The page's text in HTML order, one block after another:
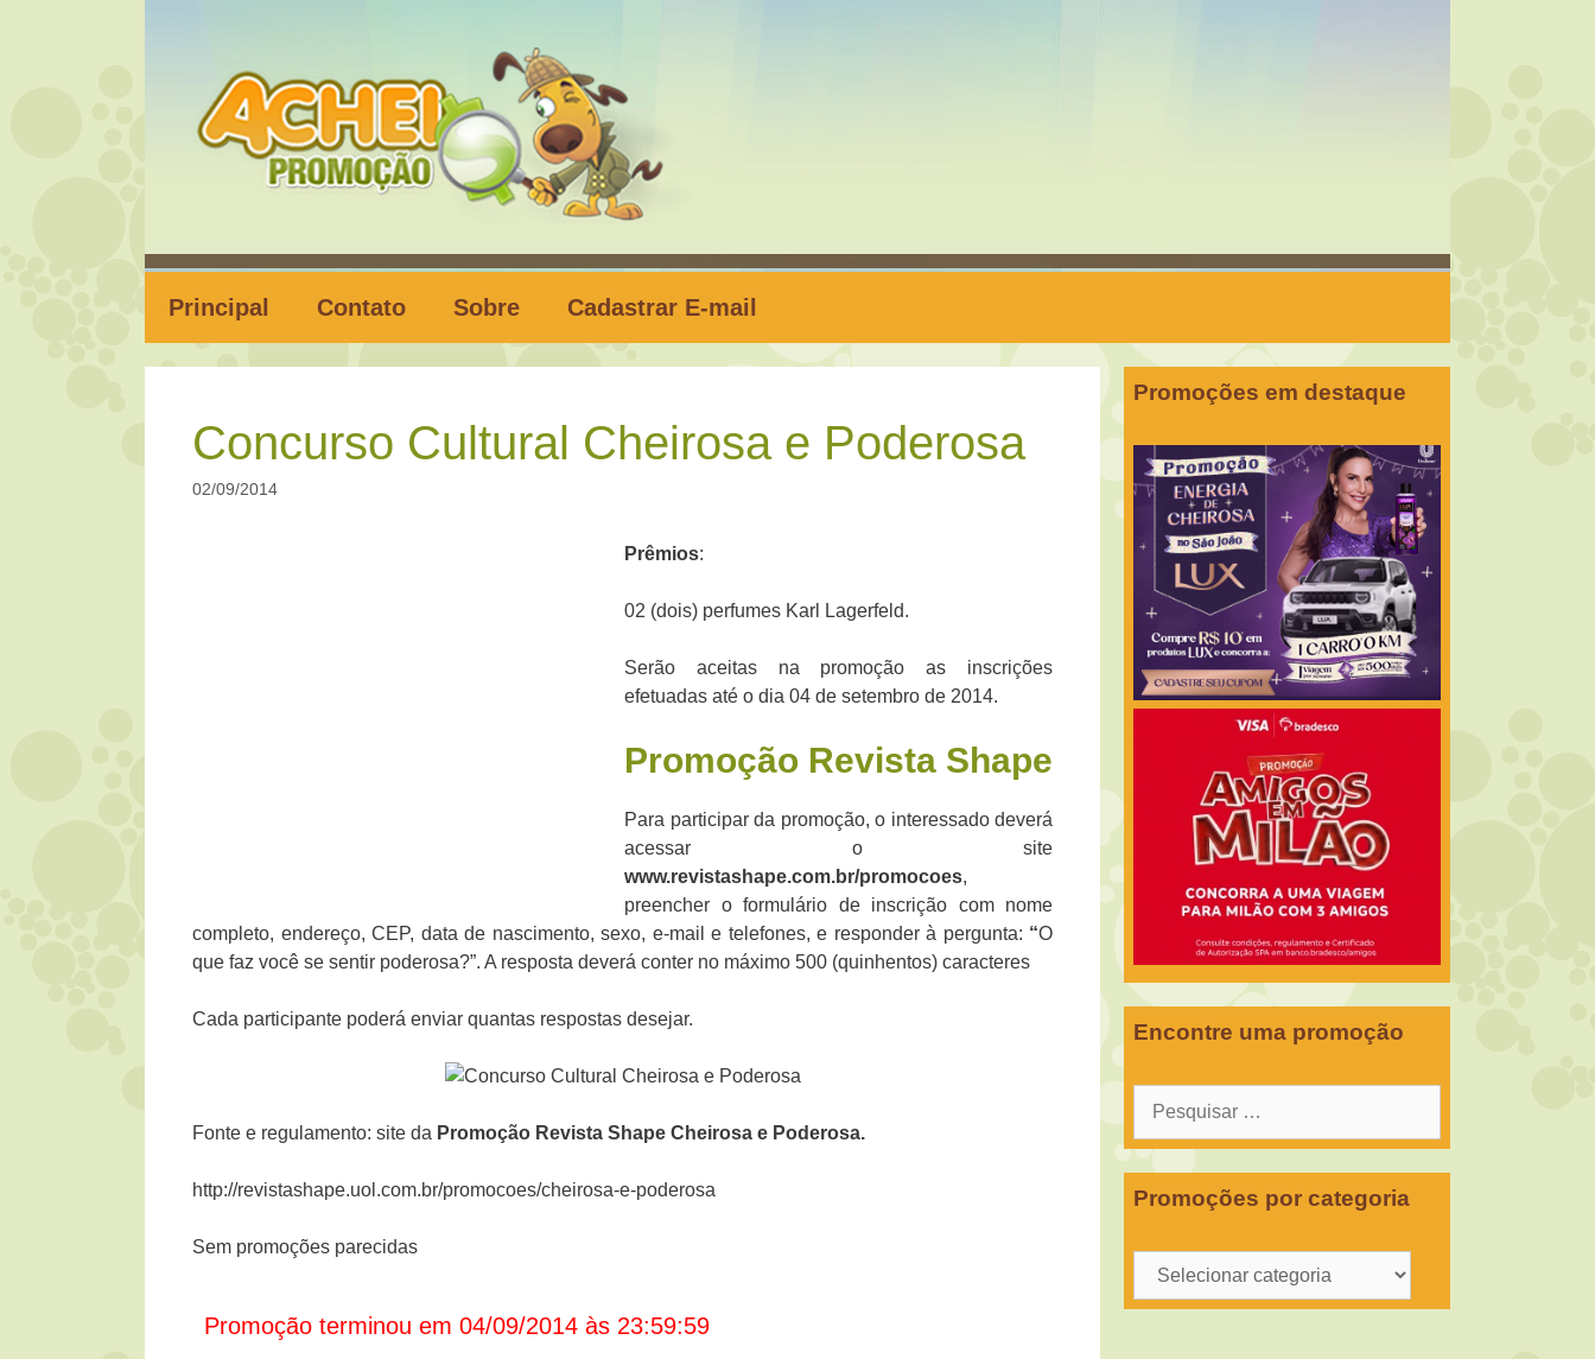
Principal Contato Sobre Cadastrar E-mail
Concurso Cultural Cheirosa e Poderosa
02/09/2014
Prêmios:
02 (dois) perfumes Karl Lagerfeld.
Serão aceitas na promoção as inscrições
efetuadas até o dia 04 de setembro de 2014.
Promoção Revista Shape
Para participar da promoção, o interessado deverá
acessar o site
www.revistashape.com.br/promocoes,
preencher o formulário de inscrição com nome
completo, endereço, CEP, data de nascimento, sexo, e-mail e telefones, e responder à pergunta: “O
que faz você se sentir poderosa?”. A resposta deverá conter no máximo 500 (quinhentos) caracteres
Cada participante poderá enviar quantas respostas desejar.
Fonte e regulamento: site da Promoção Revista Shape Cheirosa e Poderosa.
http://revistashape.uol.com.br/promocoes/cheirosa-e-poderosa
Sem promoções parecidas
Promoção terminou em 04/09/2014 às 23:59:59
Promoções em destaque
Encontre uma promoção
Pesquisar
Promoções por categoria
Promoções
por